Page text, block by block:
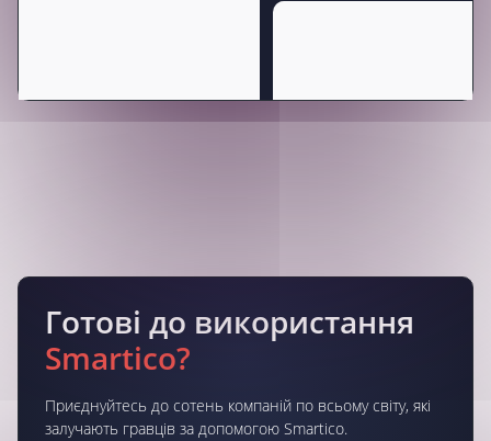
Готові до використання
Smartico?
Приєднуйтесь до сотень компаній по всьому світу, які
залучають гравців за допомогою Smartico.